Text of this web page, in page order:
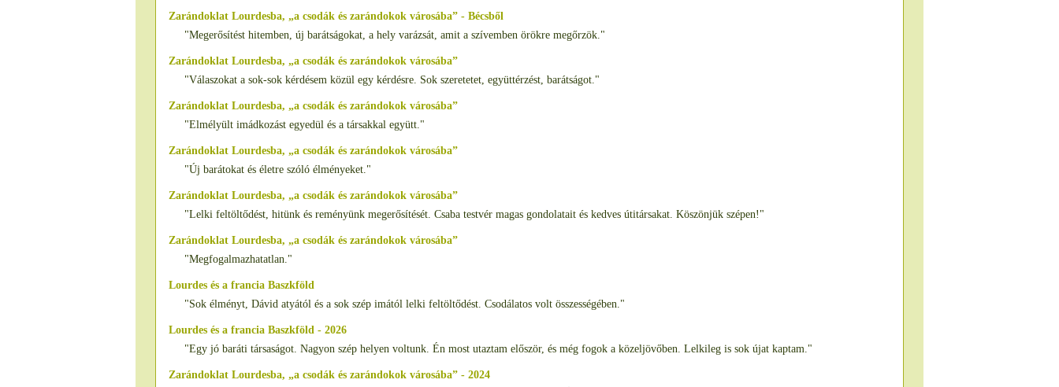
Zarándoklat Lourdesba, „a csodák és zarándokok városába” - Bécsből
"Megerősítést hitemben, új barátságokat, a hely varázsát, amit a szívemben örökre megőrzök."
Zarándoklat Lourdesba, „a csodák és zarándokok városába”
"Válaszokat a sok-sok kérdésem közül egy kérdésre. Sok szeretetet, együttérzést, barátságot."
Zarándoklat Lourdesba, „a csodák és zarándokok városába”
"Elmélyült imádkozást egyedül és a társakkal együtt."
Zarándoklat Lourdesba, „a csodák és zarándokok városába”
"Új barátokat és életre szóló élményeket."
Zarándoklat Lourdesba, „a csodák és zarándokok városába”
"Lelki feltöltődést, hitünk és reményünk megerősítését. Csaba testvér magas gondolatait és kedves útitársakat. Köszönjük szépen!"
Zarándoklat Lourdesba, „a csodák és zarándokok városába”
"Megfogalmazhatatlan."
Lourdes és a francia Baszkföld
"Sok élményt, Dávid atyától és a sok szép imától lelki feltöltődést. Csodálatos volt összességében."
Lourdes és a francia Baszkföld - 2026
"Egy jó baráti társaságot. Nagyon szép helyen voltunk. Én most utaztam először, és még fogok a közeljövőben. Lelkileg is sok újat kaptam."
Zarándoklat Lourdesba, „a csodák és zarándokok városába” - 2024